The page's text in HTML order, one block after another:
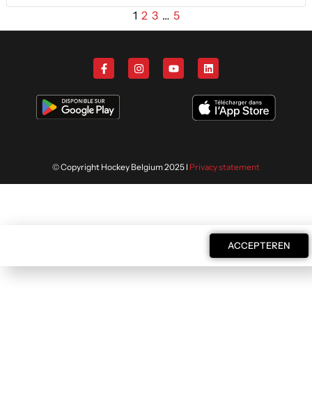
1 2 3 … 5
© Copyright Hockey Belgium 2025 I Privacy statement